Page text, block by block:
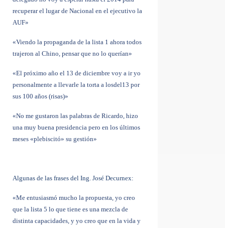
recuperar el lugar de Nacional en el ejecutivo la
AUF»
«Viendo la propaganda de la lista 1 ahora todos
trajeron al Chino, pensar que no lo querían»
«El próximo año el 13 de diciembre voy a ir yo
personalmente a llevarle la torta a losdel13 por
sus 100 años (risas)»
«No me gustaron las palabras de Ricardo, hizo
una muy buena presidencia pero en los últimos
meses «plebiscitó» su gestión»
Algunas de las frases del Ing. José Decurnex:
«Me entusiasmó mucho la propuesta, yo creo
que la lista 5 lo que tiene es una mezcla de
distinta capacidades, y yo creo que en la vida y